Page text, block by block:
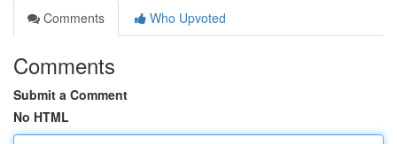
Comments
Who Upvoted
Comments
Submit a Comment
No HTML